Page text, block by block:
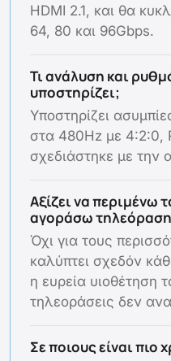
HDMI 2.1, και θα
64, 80 και 96Gbps.
Τι ανάλυση και
υποστηρίζει;
Υποστηρίζει
στα 480Hz με 4:2:0,
σχεδιάστηκε με την
Αξίζει να περιμένω
αγοράσω
Όχι για τους
καλύπτει σχεδόν
η ευρεία υιοθέτηση
τηλεοράσεις δεν
Σε ποιους είναι πιο